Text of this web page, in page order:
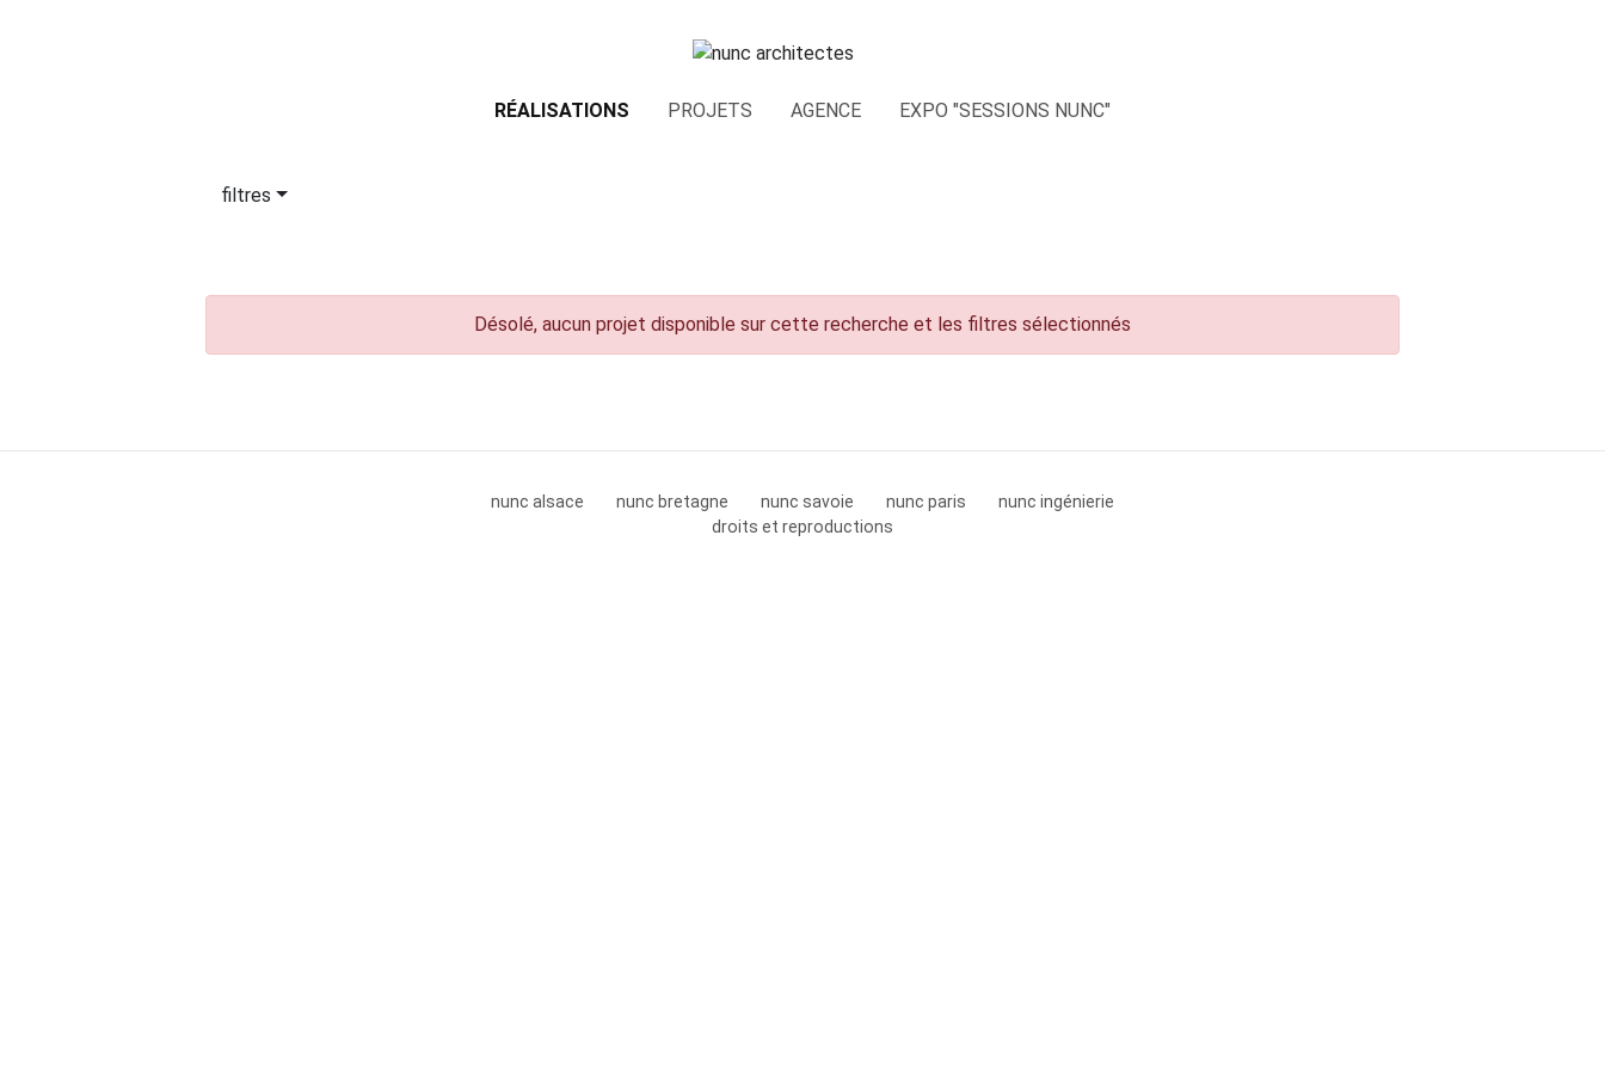
RÉALISATIONS PROJETS AGENCE EXPO "SESSIONS NUNC"
filtres
Désolé, aucun projet disponible sur cette recherche et les filtres sélectionnés
nunc alsace nunc bretagne nunc savoie nunc paris
nunc ingénierie
droits et reproductions